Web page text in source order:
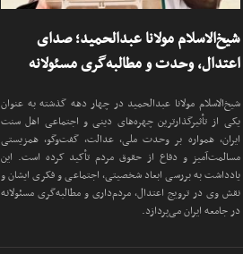
شیخ‌الاسلام مولانا عبدالحمید؛ صدای
اعتدال، وحدت و مطالبه‌گری مسئولانه
شیخ‌الاسلام مولانا عبدالحمید در چهار دهه گذشته به عنوان
یکی از تأثیرگذارترین چهره‌های دینی و اجتماعی اهل سنت
ایران، همواره بر وحدت ملی، عدالت، گفت‌وگو، همزیستی
مسالمت‌آمیز و دفاع از حقوق مردم تأکید کرده است. این
یادداشت به بررسی ابعاد شخصیتی، اجتماعی و فکری ایشان و
نقش وی در ترویج اعتدال، مردم‌داری و مطالبه‌گری مسئولانه
در جامعه ایران می‌پردازد.